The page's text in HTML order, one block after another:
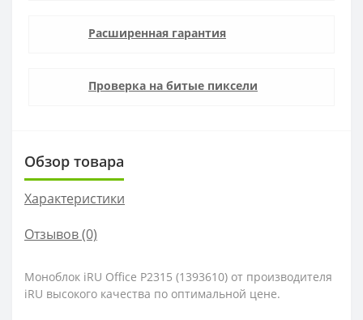
Расширенная гарантия
Проверка на битые пиксели
Обзор товара
Характеристики
Отзывов (0)
Моноблок iRU Office P2315 (1393610) от производителя
iRU высокого качества по оптимальной цене.